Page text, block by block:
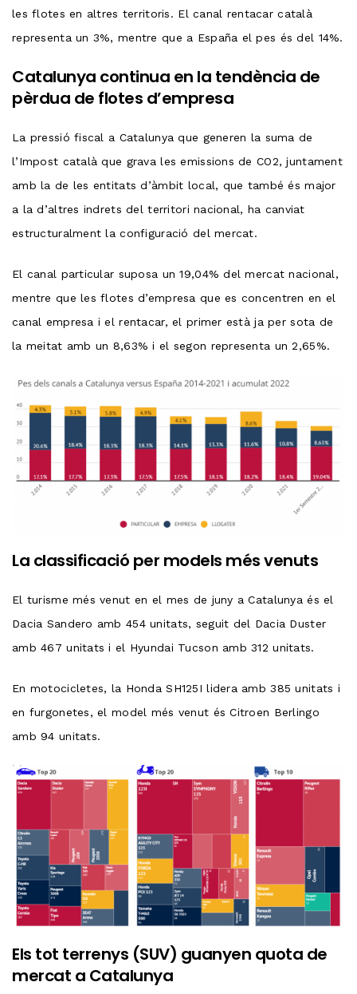
les flotes en altres territoris. El canal rentacar català
representa un 3%, mentre que a España el pes és del 14%.
Catalunya continua en la tendència de
pèrdua de flotes d’empresa
La pressió fiscal a Catalunya que generen la suma de
l’Impost català que grava les emissions de CO2, juntament
amb la de les entitats d’àmbit local, que també és major
a la d’altres indrets del territori nacional, ha canviat
estructuralment la configuració del mercat.
El canal particular suposa un 19,04% del mercat nacional,
mentre que les flotes d’empresa que es concentren en el
canal empresa i el rentacar, el primer està ja per sota de
la meitat amb un 8,63% i el segon representa un 2,65%.
La classificació per models més venuts
El turisme més venut en el mes de juny a Catalunya és el
Dacia Sandero amb 454 unitats, seguit del Dacia Duster
amb 467 unitats i el Hyundai Tucson amb 312 unitats.
En motocicletes, la Honda SH125I lidera amb 385 unitats i
en furgonetes, el model més venut és Citroen Berlingo
amb 94 unitats.
Els tot terrenys (SUV) guanyen quota de
mercat a Catalunya